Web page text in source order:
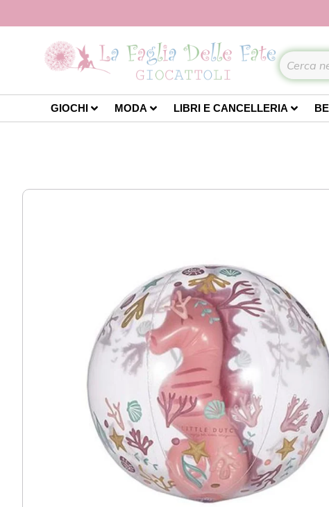
GIOCHI MODA LIBRI E CANCELLERIA